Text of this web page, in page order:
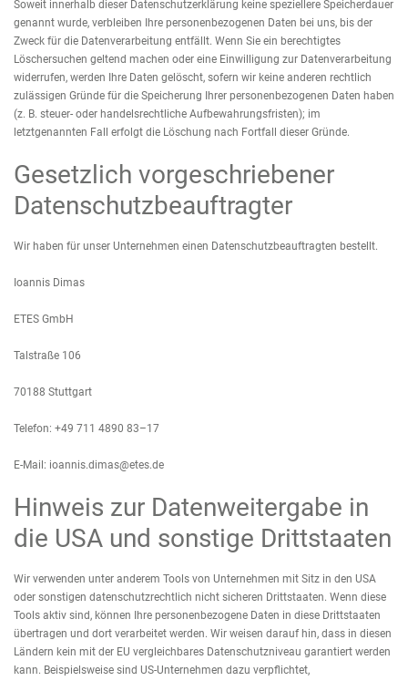
Soweit innerhalb dieser Datenschutzerklärung keine speziellere Speicherdauer
genannt wurde, verbleiben Ihre personenbezogenen Daten bei uns, bis der
Zweck für die Datenverarbeitung entfällt. Wenn Sie ein berechtigtes
Löschersuchen geltend machen oder eine Einwilligung zur Datenverarbeitung
widerrufen, werden Ihre Daten gelöscht, sofern wir keine anderen rechtlich
zulässigen Gründe für die Speicherung Ihrer personenbezogenen Daten haben
(z. B. steuer- oder handelsrechtliche Aufbewahrungsfristen); im
letztgenannten Fall erfolgt die Löschung nach Fortfall dieser Gründe.
Gesetzlich vorgeschriebener
Datenschutzbeauftragter
Wir haben für unser Unternehmen einen Datenschutzbeauftragten bestellt.
Ioannis Dimas
ETES GmbH
Talstraße 106
70188 Stuttgart
Telefon: +49 711 4890 83–17
E-Mail: ioannis.dimas@etes.de
Hinweis zur Datenweitergabe in
die USA und sonstige Drittstaaten
Wir verwenden unter anderem Tools von Unternehmen mit Sitz in den USA
oder sonstigen datenschutzrechtlich nicht sicheren Drittstaaten. Wenn diese
Tools aktiv sind, können Ihre personenbezogene Daten in diese Drittstaaten
übertragen und dort verarbeitet werden. Wir weisen darauf hin, dass in diesen
Ländern kein mit der EU vergleichbares Datenschutzniveau garantiert werden
kann. Beispielsweise sind US-Unternehmen dazu verpflichtet,